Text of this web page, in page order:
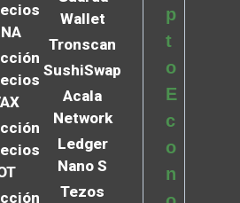
Wallet
Tronscan
SushiSwap
Acala
Network
Ledger
Nano S
Tezos
p
t
o
E
c
o
n